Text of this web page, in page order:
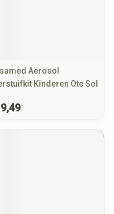
Aerosol
Kinderen Otc Sol